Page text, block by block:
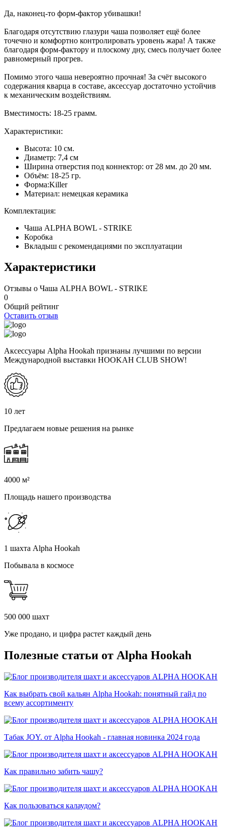
Да, наконец-то форм-фактор убивашки!
Благодаря отсутствию глазури чаша позволяет ещё более
точечно и комфортно контролировать уровень жара! А также
благодаря форм-фактору и плоскому дну, смесь получает более
равномерный прогрев.
Помимо этого чаша невероятно прочная! За счёт высокого
содержания кварца в составе, аксессуар достаточно устойчив
к механическим воздействиям.
Вместимость: 18-25 грамм.
Характеристики:
Высота: 10 см.
Диаметр: 7,4 см
Ширина отверстия под коннектор: от 28 мм. до 20 мм.
Объём: 18-25 гр.
Форма:Killer
Материал: немецкая керамика
Комплектация:
Чаша ALPHA BOWL - STRIKE
Коробка
Вкладыш с рекомендациями по эксплуатации
Характеристики
Отзывы о Чаша ALPHA BOWL - STRIKE
0
Общий рейтинг
Оставить отзыв
Аксессуары Alpha Hookah признаны лучшими по версии
Международной выставки HOOKAH CLUB SHOW!
10 лет
Предлагаем новые решения на рынке
4000 м²
Площадь нашего производства
1 шахта Alpha Hookah
Побывала в космосе
500 000 шахт
Уже продано, и цифра растет каждый день
Полезные статьи от Alpha Hookah
Как выбрать свой кальян Alpha Hookah: понятный гайд по
всему ассортименту
Табак JOY. от Alpha Hookah - главная новинка 2024 года
Как правильно забить чашу?
Как пользоваться калаудом?